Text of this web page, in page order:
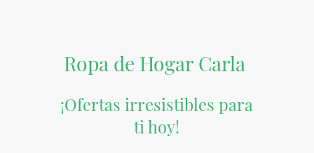
Ropa de Hogar Carla
¡Ofertas irresistibles para
ti hoy!